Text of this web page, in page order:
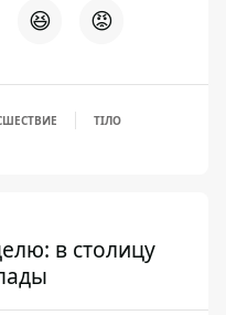
😆 😡
ТІЛО
в столицу